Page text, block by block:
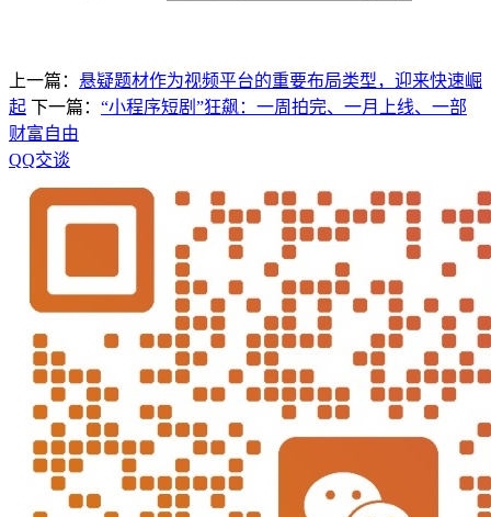
上一篇： 悬疑题材作为视频平台的重要布局类型，迎来快速崛
起 下一篇： “小程序短剧”狂飙：一周拍完、一月上线、一部
财富自由
QQ交谈